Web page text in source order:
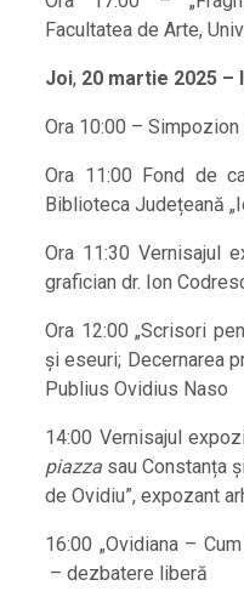
Facultatea de Arte,
Joi, 20 martie 2025 –
Ora 10:00 –
Ora 11:00 Fond de
Biblioteca Județeană
Ora 11:30 Vernisajul
grafician dr. Ion
Ora 12:00 „Scrisori
și eseuri; Decernarea
Publius Ovidius Naso
14:00 Vernisajul
piazza sau Constanța
de Ovidiu”, expozant
16:00 „Ovidiana –
– dezbatere liberă